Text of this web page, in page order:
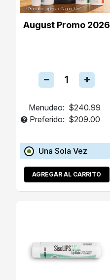
August Promo 2026
Menudeo: $240.99
Preferido: $209.00
Una Sola Vez
AGREGAR AL CARRITO